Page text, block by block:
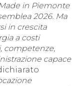
in Piemonte
2026. Ma
in crescita
a costi
competenze,
capace